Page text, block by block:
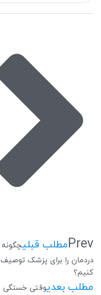
Prevمطلب قبلیچگونه
دردمان را برای پزشک توصیف
کنیم؟
مطلب بعدیوقتی خستگی